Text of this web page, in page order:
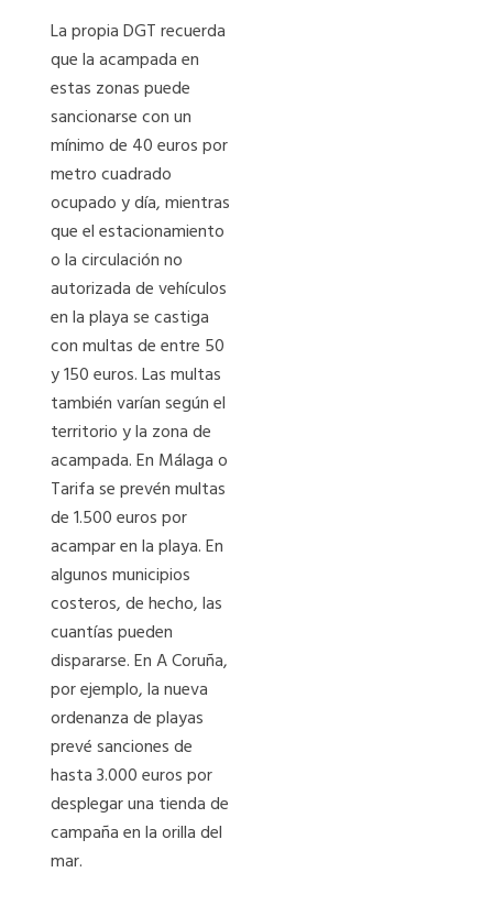
La propia DGT recuerda
que la acampada en
estas zonas puede
sancionarse con un
mínimo de 40 euros por
metro cuadrado
ocupado y día, mientras
que el estacionamiento
o la circulación no
autorizada de vehículos
en la playa se castiga
con multas de entre 50
y 150 euros. Las multas
también varían según el
territorio y la zona de
acampada. En Málaga o
Tarifa se prevén multas
de 1.500 euros por
acampar en la playa. En
algunos municipios
costeros, de hecho, las
cuantías pueden
dispararse. En A Coruña,
por ejemplo, la nueva
ordenanza de playas
prevé sanciones de
hasta 3.000 euros por
desplegar una tienda de
campaña en la orilla del
mar.